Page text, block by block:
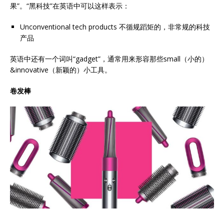
果”。“黑科技”在英语中可以这样表示：
Unconventional tech products 不循规蹈矩的，非常规的科技
产品
英语中还有一个词叫“gadget”，通常用来形容那些small（小的）
&innovative（新颖的）小工具。
卷发棒